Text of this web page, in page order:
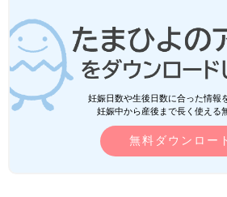
妊娠日数や生後日数に合った情報
妊娠中から産後まで長く使える
無料ダウンロー